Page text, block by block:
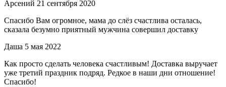
Арсений 21 сентября 2020
Спасибо Вам огромное, мама до слёз счастлива осталась,
сказала безумно приятный мужчина совершил доставку
Даша 5 мая 2022
Как просто сделать человека счастливым! Доставка выручает
уже третий праздник подряд. Редкое в наши дни отношение!
Спасибо!